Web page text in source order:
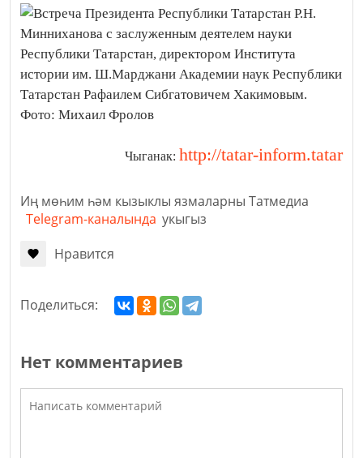
Чыганак: http://tatar-inform.tatar
Иң мөһим һәм кызыклы язмаларны Татмедиа
Telegram-каналында укыгыз
Нравится
Поделиться:
Нет комментариев